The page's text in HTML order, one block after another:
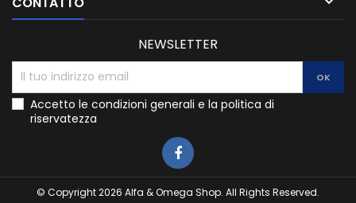
NEWSLETTER
Accetto le condizioni generali e la politica di
riservatezza
© Copyright 2026 Alfa & Omega Shop. All Rights Reserved.